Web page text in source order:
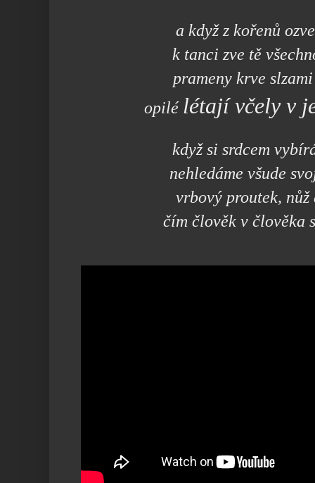
a když z kořenů
k tanci zve tě
prameny krve
opilé létajívčely v
když si srdcem
nehledáme všude
vrbový proutek, nůž
čím člověk v člověka